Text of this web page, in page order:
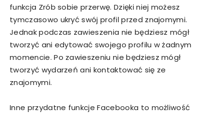
funkcja Zrób sobie przerwę. Dzięki niej możesz
tymczasowo ukryć swój profil przed znajomymi.
Jednak podczas zawieszenia nie będziesz mógł
tworzyć ani edytować swojego profilu w żadnym
momencie. Po zawieszeniu nie będziesz mógł
tworzyć wydarzeń ani kontaktować się ze
znajomymi.
Inne przydatne funkcje Facebooka to możliwość